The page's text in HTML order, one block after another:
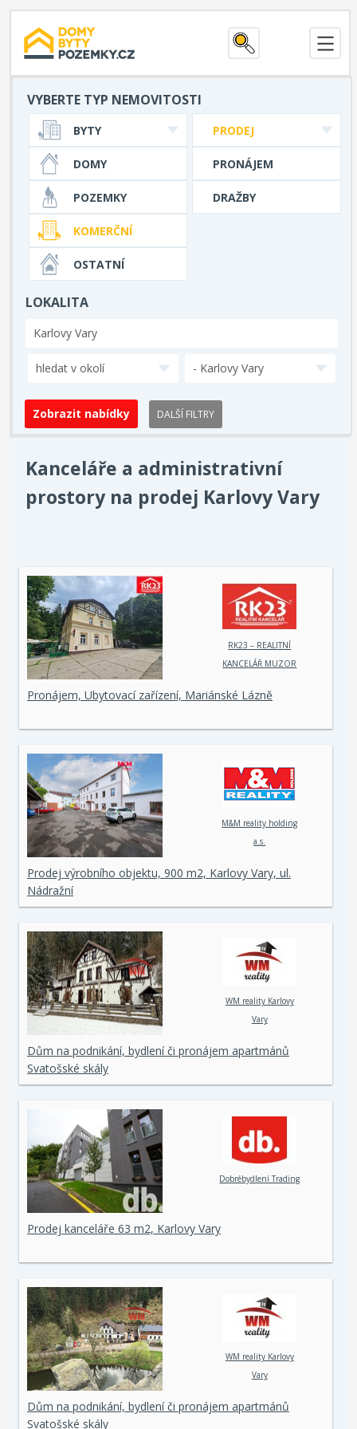
VYBERTE TYP NEMOVITOSTI
PRODEJ
PRONÁJEM
DRAŽBY
BYTY
DOMY
POZEMKY
KOMERČNÍ
OSTATNÍ
LOKALITA
hledat v okolí - Karlovy Vary
DALŠÍ FILTRY
Kanceláře a administrativní
prostory na prodej Karlovy Vary
RK23 – REALITNÍ
KANCELÁŘ MUZOR
Pronájem, Ubytovací zařízení, Mariánské Lázně
M&M reality holding
a.s.
Prodej výrobního objektu, 900 m2, Karlovy Vary, ul.
Nádražní
WM reality Karlovy
Vary
Dům na podnikání, bydlení či pronájem apartmánů
Svatošské skály
Dobrébydlení Trading
Prodej kanceláře 63 m2, Karlovy Vary
WM reality Karlovy
Vary
Dům na podnikání, bydlení či pronájem apartmánů
Svatošské skály